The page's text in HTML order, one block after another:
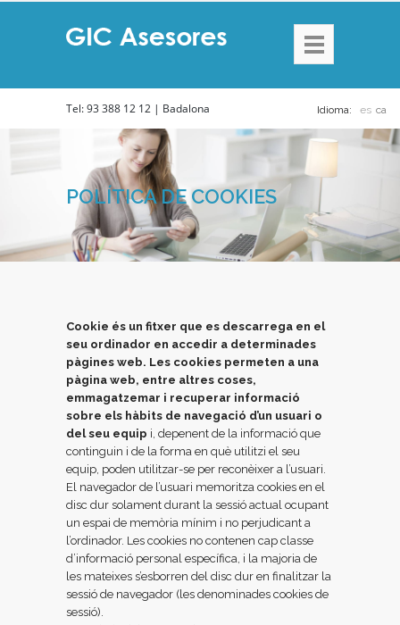
Idioma: es ca
Tel: 93 388 12 12 | Badalona
POLÍTICA DE COOKIES
Cookie és un fitxer que es descarrega en el
seu ordinador en accedir a determinades
pàgines web. Les cookies permeten a una
pàgina web, entre altres coses,
emmagatzemar i recuperar informació
sobre els hàbits de navegació d’un usuari o
del seu equip i, depenent de la informació que
continguin i de la forma en què utilitzi el seu
equip, poden utilitzar-se per reconèixer a l’usuari.
El navegador de l’usuari memoritza cookies en el
disc dur solament durant la sessió actual ocupant
un espai de memòria mínim i no perjudicant a
l’ordinador. Les cookies no contenen cap classe
d’informació personal específica, i la majoria de
les mateixes s’esborren del disc dur en finalitzar la
sessió de navegador (les denominades cookies de
sessió).